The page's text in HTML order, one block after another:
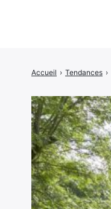
Accueil › Tendances ›